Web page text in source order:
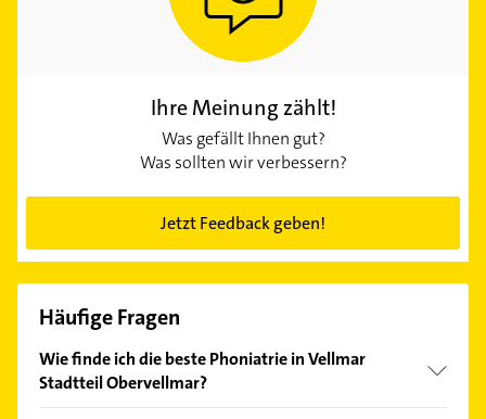
Ihre Meinung zählt!
Was gefällt Ihnen gut?
Was sollten wir verbessern?
Jetzt Feedback geben!
Häufige Fragen
Wie finde ich die beste Phoniatrie in Vellmar
Stadtteil Obervellmar?